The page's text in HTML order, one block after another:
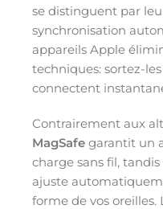
se distinguent par
synchronisation
appareils Apple
techniques: sortez-
connectent
Contrairement aux
MagSafe garantit un
charge sans fil,
ajuste
forme de vos oreilles.